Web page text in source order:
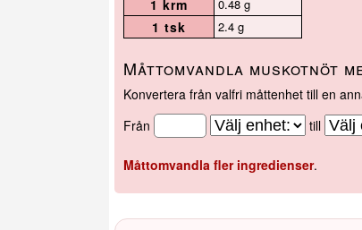
1 krm 0.48 g
1 tsk 2.4 g
Måttomvandla muskotnöt
Konvertera från valfri måttenhet till en
Från
till
Måttomvandla fler ingredienser.